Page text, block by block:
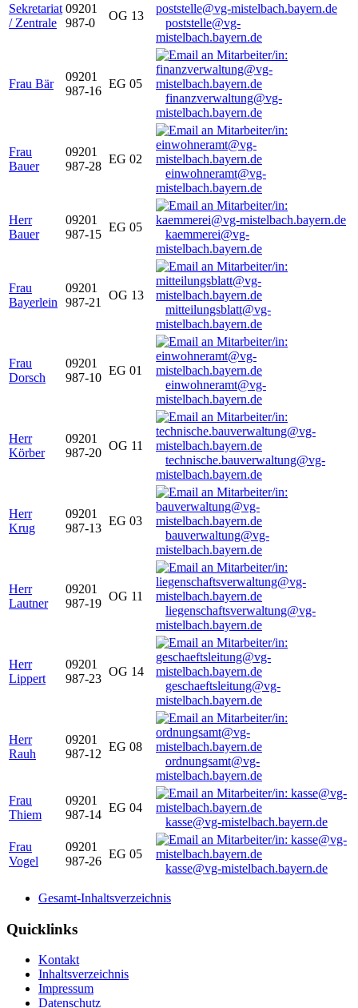
Sekretariat
/ Zentrale
09201
987-0
OG 13
poststelle@vg-
mistelbach.bayern.de
Frau Bär
09201
987-16
EG 05
finanzverwaltung@vg-
mistelbach.bayern.de
Frau
Bauer
09201
987-28
EG 02
einwohneramt@vg-
mistelbach.bayern.de
Herr
Bauer
09201
987-15
EG 05
kaemmerei@vg-
mistelbach.bayern.de
Frau
Bayerlein
09201
987-21
OG 13
mitteilungsblatt@vg-
mistelbach.bayern.de
Frau
Dorsch
09201
987-10
EG 01
einwohneramt@vg-
mistelbach.bayern.de
Herr
Körber
09201
987-20
OG 11
technische.bauverwaltung@vg-
mistelbach.bayern.de
Herr
Krug
09201
987-13
EG 03
bauverwaltung@vg-
mistelbach.bayern.de
Herr
Lautner
09201
987-19
OG 11
liegenschaftsverwaltung@vg-
mistelbach.bayern.de
Herr
Lippert
09201
987-23
OG 14
geschaeftsleitung@vg-
mistelbach.bayern.de
Herr
Rauh
09201
987-12
EG 08
ordnungsamt@vg-
mistelbach.bayern.de
Frau
Thiem
09201
987-14
EG 04
kasse@vg-mistelbach.bayern.de
Frau
Vogel
09201
987-26
EG 05
kasse@vg-mistelbach.bayern.de
Gesamt-Inhaltsverzeichnis
Quicklinks
Kontakt
Inhaltsverzeichnis
Impressum
Datenschutz